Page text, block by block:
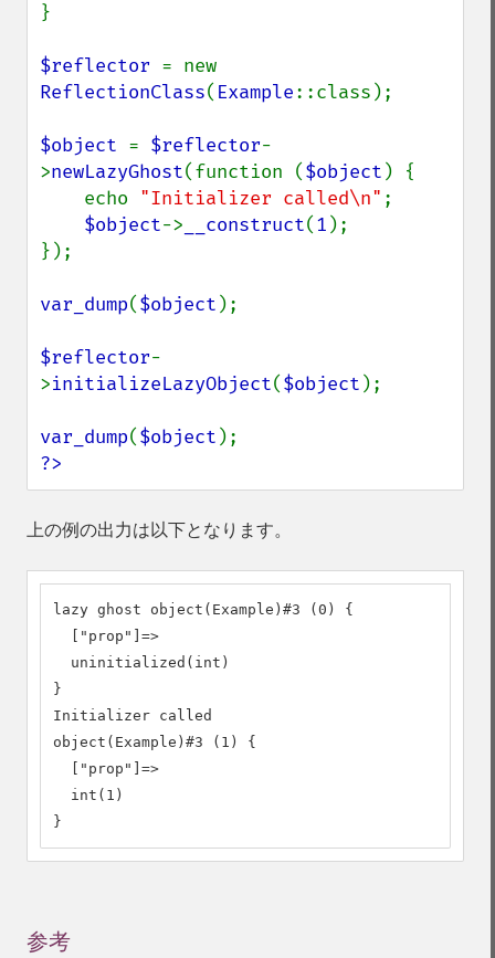
}
$reflector
ReflectionClass( Example::class);
$object = $reflector-
>newLazyGhost(function ($object ) {
    echo
"Initializer called\n" ;
$object-> __construct(1 );
});
var_dump($object );
$reflector-
>initializeLazyObject($object );
var_dump($object
?>
上の例の出力は以下となります。
lazy ghost object(Example)#3 (0) {
  ["prop"]=>
  uninitialized(int)
}
Initializer called
object(Example)#3 (1) {
  ["prop"]=>
  int(1)
}
参考